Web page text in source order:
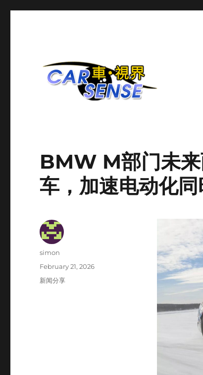
BMW M部门未
车，加速电动化
Author
simon
Posted
on
February 21, 2026
Categories
新闻分享